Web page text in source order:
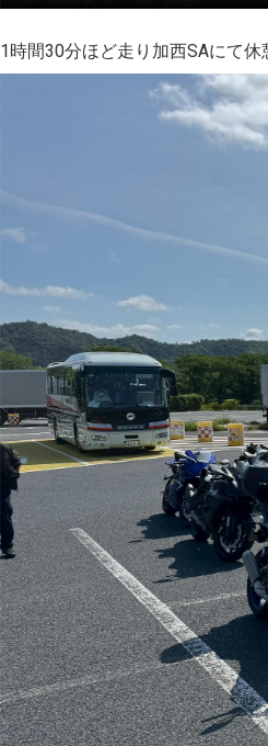
1時間30分ほど走り加西SAにて